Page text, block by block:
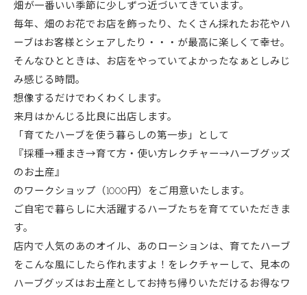
畑が一番いい季節に少しずつ近づいてきています。
毎年、畑のお花でお店を飾ったり、たくさん採れたお花やハ
ーブはお客様とシェアしたり・・・が最高に楽しくて幸せ。
そんなひとときは、お店をやっていてよかったなぁとしみじ
み感じる時間。
想像するだけでわくわくします。
来月はかんじる比良に出店します。
「育てたハーブを使う暮らしの第一歩」として
『採種→種まき→育て方・使い方レクチャー→ハーブグッズ
のお土産』
のワークショップ（1000円）をご用意いたします。
ご自宅で暮らしに大活躍するハーブたちを育てていただきま
す。
店内で人気のあのオイル、あのローションは、育てたハーブ
をこんな風にしたら作れますよ！をレクチャーして、見本の
ハーブグッズはお土産としてお持ち帰りいただけるお得なワ